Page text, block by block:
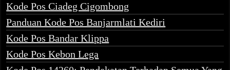
Kode Pos Ciadeg Cigombong
Panduan Kode Pos Banjarmlati Kediri
Kode Pos Bandar Klippa
Kode Pos Kebon Lega